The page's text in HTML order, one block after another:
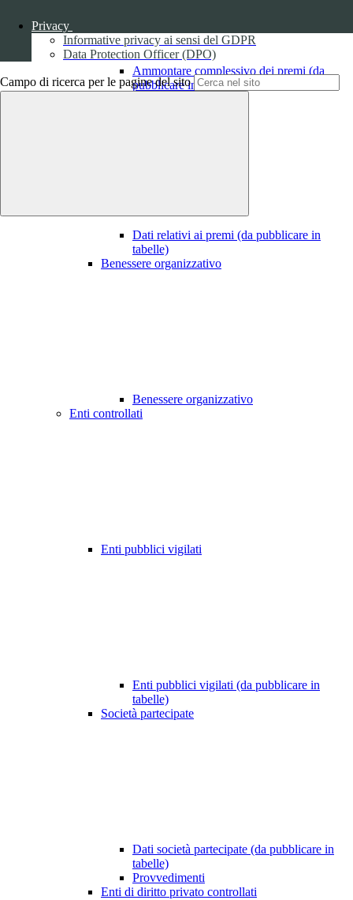
Privacy
Informative privacy ai sensi del GDPR
Data Protection Officer (DPO)
Campo di ricerca per le pagine del sito
Ammontare complessivo dei premi (da
pubblicare in tabelle) 1
Dati relativi ai premi (da pubblicare in
tabelle)
Benessere organizzativo
Benessere organizzativo
Enti controllati
Enti pubblici vigilati
Enti pubblici vigilati (da pubblicare in
tabelle)
Società partecipate
Dati società partecipate (da pubblicare in
tabelle)
Provvedimenti
Enti di diritto privato controllati